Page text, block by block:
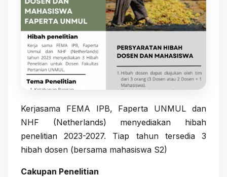
Kerjasama FEMA IPB, Faperta UNMUL dan
NHF (Netherlands) menyediakan hibah
penelitian 2023-2027. Tiap tahun tersedia 3
hibah dosen (bersama mahasiswa S2)
Cakupan Penelitian